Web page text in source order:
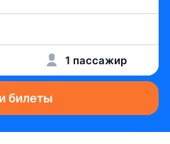
1 пассажир
билеты